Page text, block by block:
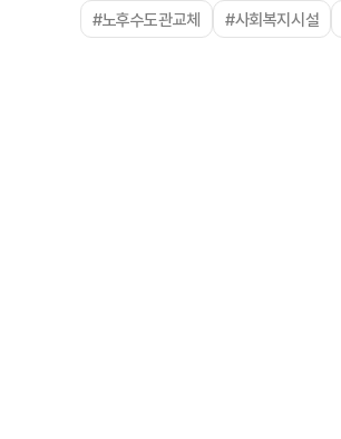
#노후수도관교체 #사회복지시설